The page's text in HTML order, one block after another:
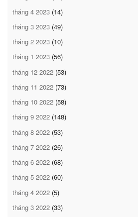
tháng 4 2023 (14)
tháng 3 2023 (49)
tháng 2 2023 (10)
tháng 1 2023 (56)
tháng 12 2022 (53)
tháng 11 2022 (73)
tháng 10 2022 (58)
tháng 9 2022 (148)
tháng 8 2022 (53)
tháng 7 2022 (26)
tháng 6 2022 (68)
tháng 5 2022 (60)
tháng 4 2022 (5)
tháng 3 2022 (33)